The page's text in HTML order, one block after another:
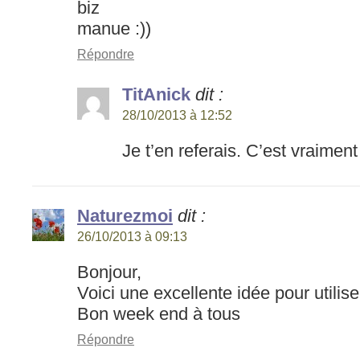
biz
manue :))
Répondre
TitAnick dit :
28/10/2013 à 12:52
Je t’en referais. C’est
Naturezmoi dit :
26/10/2013 à 09:13
Bonjour,
Voici une excellente idée pour
Bon week end à tous
Répondre